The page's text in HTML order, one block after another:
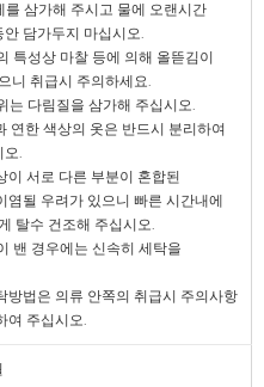
를 삼가해 주시고 물에 오랜시간
담가두지 마십시오.
특성상 마찰 등에 의해 올뜯김이
니 취급시 주의하세요.
는 다림질을 삼가해 주십시오.
연한 색상의 옷은 반드시 분리하여
오.
이 서로 다른 부분이 혼합된
염될 우려가 있으니 빠른 시간내에
탈수 건조해 주십시오.
밴 경우에는 신속히 세탁을
방법은 의류 안쪽의 취급시 주의사항
여 주십시오.